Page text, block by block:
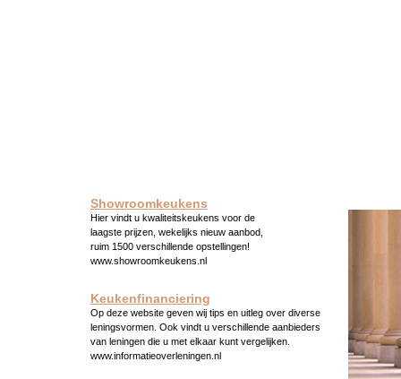
Showroomkeukens
Hier vindt u kwaliteitskeukens voor de
laagste prijzen, wekelijks nieuw aanbod,
ruim 1500 verschillende opstellingen!
www.showroomkeukens.nl
Keukenfinanciering
Op deze website geven wij tips en uitleg over diverse
leningsvormen. Ook vindt u verschillende aanbieders
van leningen die u met elkaar kunt vergelijken.
www.informatieoverleningen.nl